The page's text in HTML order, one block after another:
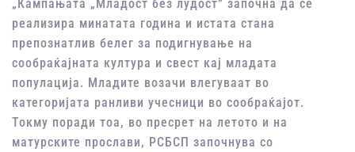
„Кампањата „Младост без лудост“ започна да се
реализира минатата година и истата стана
препознатлив белег за подигнување на
сообраќајната култура и свест кај младата
популација. Младите возачи влегуваат во
категоријата ранливи учесници во сообраќајот.
Токму поради тоа, во пресрет на летото и на
матурските прослави, РСБСП започнува со